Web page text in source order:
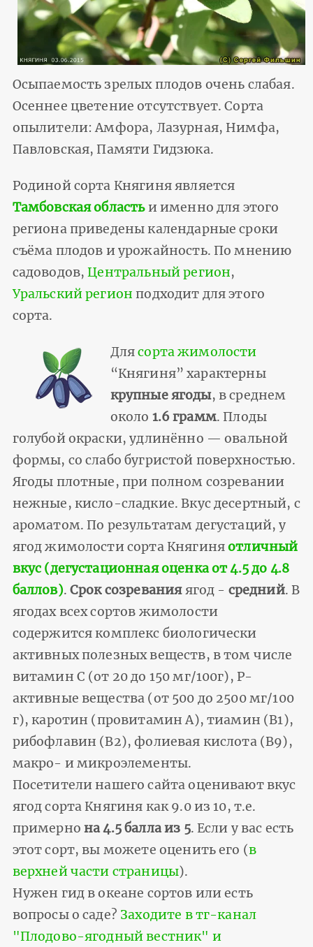
Осыпаемость зрелых плодов очень слабая.
Осеннее цветение отсутствует. Сорта
опылители: Амфора, Лазурная, Нимфа,
Павловская, Памяти Гидзюка.
Родиной сорта Княгиня является
Тамбовская областьи именно для этого
региона приведены календарные сроки
съёма плодов и урожайность. По мнению
садоводов,Центральный регион,
Уральский регион подходит для этого
сорта.
Длясорта жимолости
“Княгиня” характерны
крупные ягоды, в среднем
около 1.6 грамм. Плоды
голубой окраски, удлинённо — овальной
формы, со слабо бугристой поверхностью.
Ягоды плотные, при полном созревании
нежные, кисло-сладкие. Вкус десертный, с
ароматом. По результатам дегустаций, у
ягод жимолости сорта Княгиняотличный
вкус (дегустационная оценка от 4.5 до 4.8
баллов).Срок созреванияягод - средний. В
ягодах всех сортов жимолости
содержится комплекс биологически
активных полезных веществ, в том числе
витамин С (от 20 до 150 мг/100г), Р-
активные вещества (от 500 до 2500 мг/100
г), каротин (провитамин А), тиамин (В1),
рибофлавин (В2), фолиевая кислота (В9),
макро- и микроэлементы.
Посетители нашего сайта оценивают вкус
ягод сорта Княгиня как 9.0 из 10, т.е.
примерно на 4.5 балла из 5. Если у вас есть
этот сорт, вы можете оценить его (в
верхней части страницы).
Нужен гид в океане сортов или есть
вопросы о саде? Заходите в тг-канал
"Плодово-ягодный вестник" и